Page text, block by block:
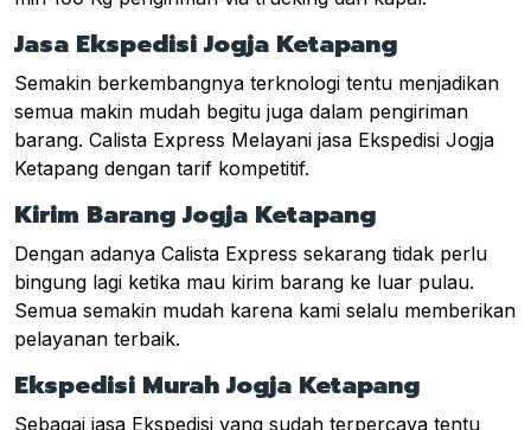
Jasa Ekspedisi Jogja Ketapang
Semakin berkembangnya terknologi tentu menjadikan
semua makin mudah begitu juga dalam pengiriman
barang. Calista Express Melayani jasa Ekspedisi Jogja
Ketapang dengan tarif kompetitif.
Kirim Barang Jogja Ketapang
Dengan adanya Calista Express sekarang tidak perlu
bingung lagi ketika mau kirim barang ke luar pulau.
Semua semakin mudah karena kami selalu memberikan
pelayanan terbaik.
Ekspedisi Murah Jogja Ketapang
Sebagai jasa Ekspedisi yang sudah terpercaya tentu